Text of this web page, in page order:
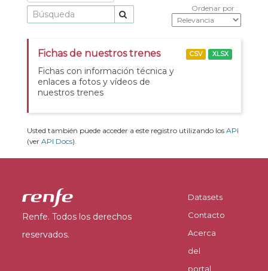
Ordenar por
Fichas de nuestros trenes
Fichas con información técnica y
enlaces a fotos y vídeos de
nuestros trenes
CSV XLSX
Usted también puede acceder a este registro utilizando los API
(ver API Docs).
Renfe. Todos los derechos
reservados.
Datasets
Contacto
Acerca
del
portal